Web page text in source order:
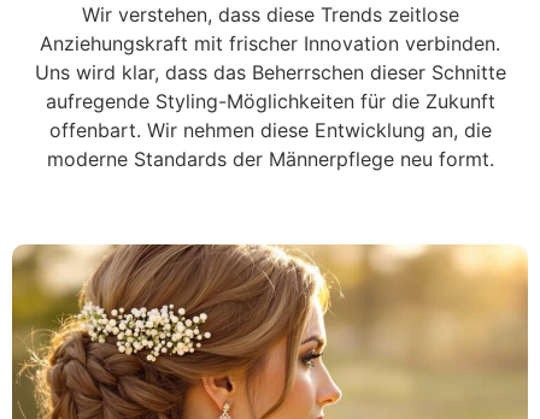
Wir verstehen, dass diese Trends zeitlose
Anziehungskraft mit frischer Innovation verbinden.
Uns wird klar, dass das Beherrschen dieser Schnitte
aufregende Styling-Möglichkeiten für die Zukunft
offenbart. Wir nehmen diese Entwicklung an, die
moderne Standards der Männerpflege neu formt.